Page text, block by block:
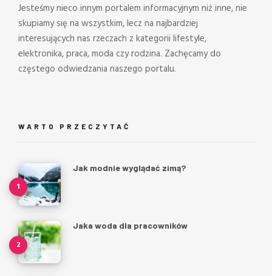
Jesteśmy nieco innym portalem informacyjnym niż inne, nie
skupiamy się na wszystkim, lecz na najbardziej
interesujących nas rzeczach z kategorii lifestyle,
elektronika, praca, moda czy rodzina. Zachęcamy do
częstego odwiedzania naszego portalu.
WARTO PRZECZYTAĆ
Jak modnie wyglądać zimą?
Jaka woda dla pracowników